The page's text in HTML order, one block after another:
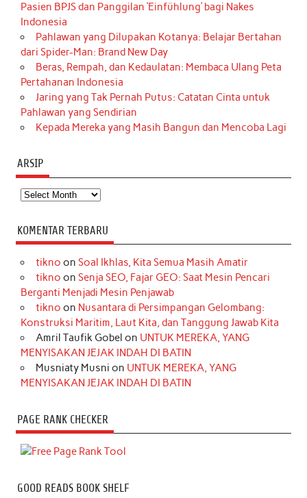
Pasien BPJS dan Panggilan ‘Einfühlung’ bagi Nakes
Indonesia
Pahlawan yang Dilupakan Kotanya: Belajar Bertahan
dari Spider-Man: Brand New Day
Beras, Rempah, dan Kedaulatan: Membaca Ulang Peta
Pertahanan Indonesia
Jaring yang Tak Pernah Putus: Catatan Cinta untuk
Pahlawan yang Sendirian
Kepada Mereka yang Masih Bangun dan Mencoba Lagi
ARSIP
Arsip
KOMENTAR TERBARU
tikno on Soal Ikhlas, Kita Semua Masih Amatir
tikno on Senja SEO, Fajar GEO: Saat Mesin Pencari
Berganti Menjadi Mesin Penjawab
tikno on Nusantara di Persimpangan Gelombang:
Konstruksi Maritim, Laut Kita, dan Tanggung Jawab Kita
Amril Taufik Gobel on UNTUK MEREKA, YANG
MENYISAKAN JEJAK INDAH DI BATIN
Musniaty Musni on UNTUK MEREKA, YANG
MENYISAKAN JEJAK INDAH DI BATIN
PAGE RANK CHECKER
GOOD READS BOOK SHELF